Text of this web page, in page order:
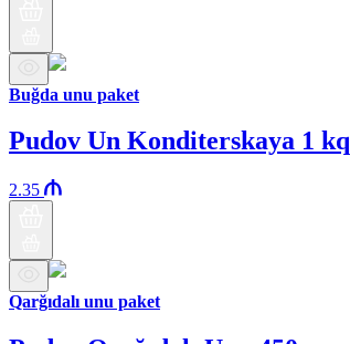
Buğda unu paket
Pudov Un Konditerskaya 1 kq
2.35
Qarğıdalı unu paket